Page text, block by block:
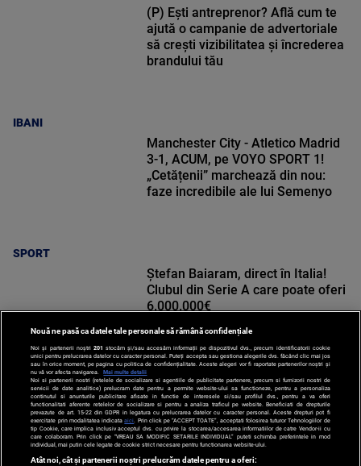
IBANI
(P) Ești antreprenor? Află cum te
ajută o campanie de advertoriale
să crești vizibilitatea și încrederea
brandului tău
SPORT
Manchester City - Atletico Madrid
3-1, ACUM, pe VOYO SPORT 1!
„Cetățenii” marchează din nou:
faze incredibile ale lui Semenyo
SPORT
Ștefan Baiaram, direct în Italia!
Clubul din Serie A care poate oferi
6.000.000€
Nouă ne pasă ca datele tale personale să rămână confidențiale
Noi și partenerii noștri 201 stocăm și/sau accesăm informații pe dispozitivul dvs., precum identificatorii cookie
unici pentru prelucrarea datelor cu caracter personal. Puteți accepta sau gestiona alegerile dvs. făcând clic mai jos
sau în orice moment, pe pagina cu politica de confidențialitate. Aceste alegeri vor fi raportate partenerilor noștri și
nu vă vor afecta navigarea.
Mai multe detalii
Noi si partenerii nostri (retelele de socializare si agentiile de publicitate partenere, precum si furnizorii nostri de
servicii de date analitice) prelucram date pentru a permite website-ului sa functioneze, pentru a personaliza
continutul si anunturile publicitare afisate in functie de interesele si/sau profilul dvs., pentru a va oferi
functionalitati aferente retelelor de socializare si pentru a analiza traficul pe website. Beneficiati de drepturile
prevazute de art. 15-22 din GDPR in legatura cu prelucrarea datelor cu caracter personal. Aceste drepturi pot fi
exercitate prin modalitatea indicataaici . Prin click pe “ACCEPT TOATE”, acceptati folosirea tuturor Tehnologiilor de
tip Cookie, care implica inclusiv acceptul dvs. cu privire la stocarea/accesarea informatiilor de catre Vendor-ii cu
care colaboram. Prin click pe “VREAU SA MODIFIC SETARILE INDIVIDUAL” puteti schimba preferintele in mod
individual, mai putin cele legate de cookie strict necesare pentru functionarea website-ului.
Atât noi, cât și partenerii noștri prelucrăm datele pentru a oferi: